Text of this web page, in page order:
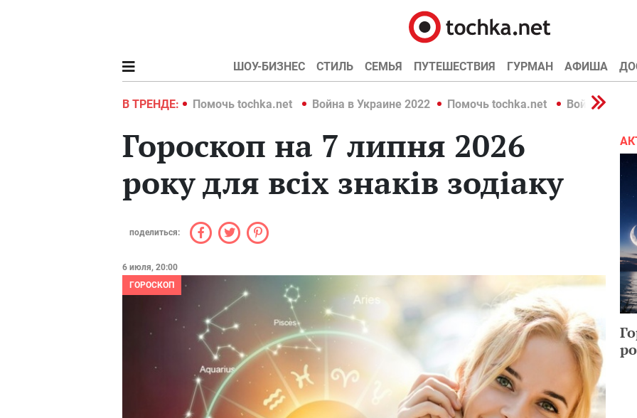
ШОУ-БИЗНЕС СТИЛЬ СЕМЬЯ ПУТЕШЕСТВИЯ ГУРМАН АФИША
В ТРЕНДЕ:
Война в Украине 2022 Помочь tochka.net Война в Украине 2022 Помочь tochka.net Война в
Гороскоп на 7 липня 2026
року для всіх знаків зодіаку
поделиться:
6 июля, 20:00
ГОРОСКОП